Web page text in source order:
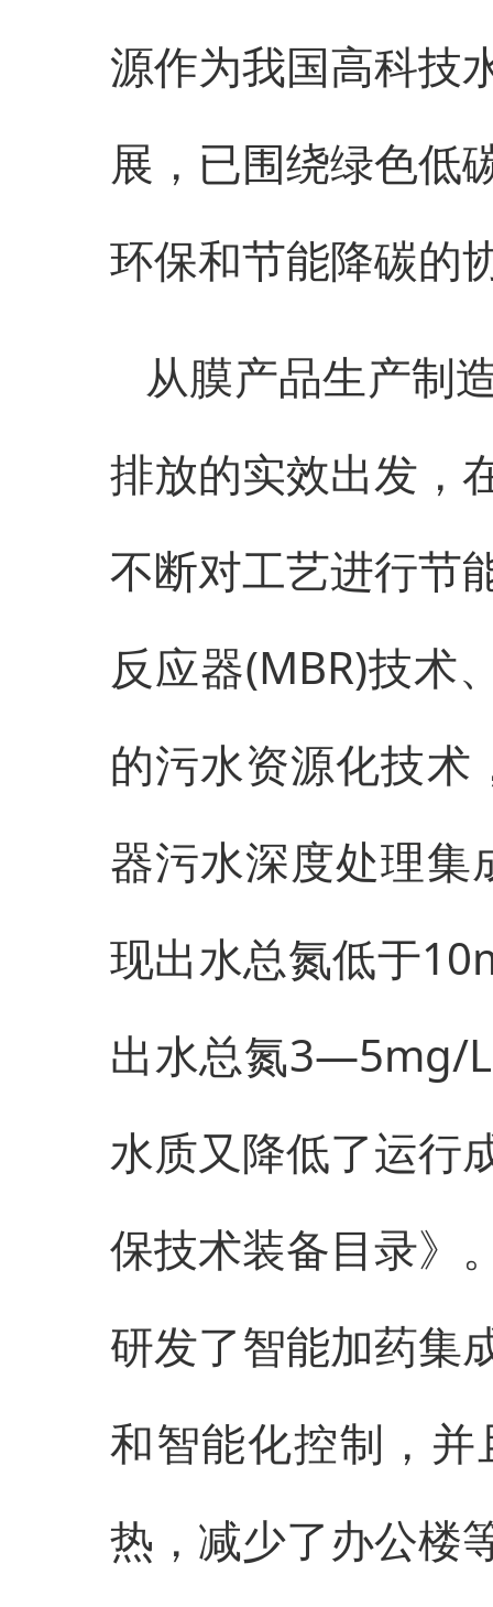
源作为我国高科技
展，已围绕绿色低
环保和节能降碳的
从膜产品生产制
排放的实效出发，
不断对工艺进行节
反应器(MBR)技术
的污水资源化技术
器污水深度处理集
现出水总氮低于
出水总氮3—5mg/
水质又降低了运行
保技术装备目录》
研发了智能加药集
和智能化控制，
热，减少了办公楼